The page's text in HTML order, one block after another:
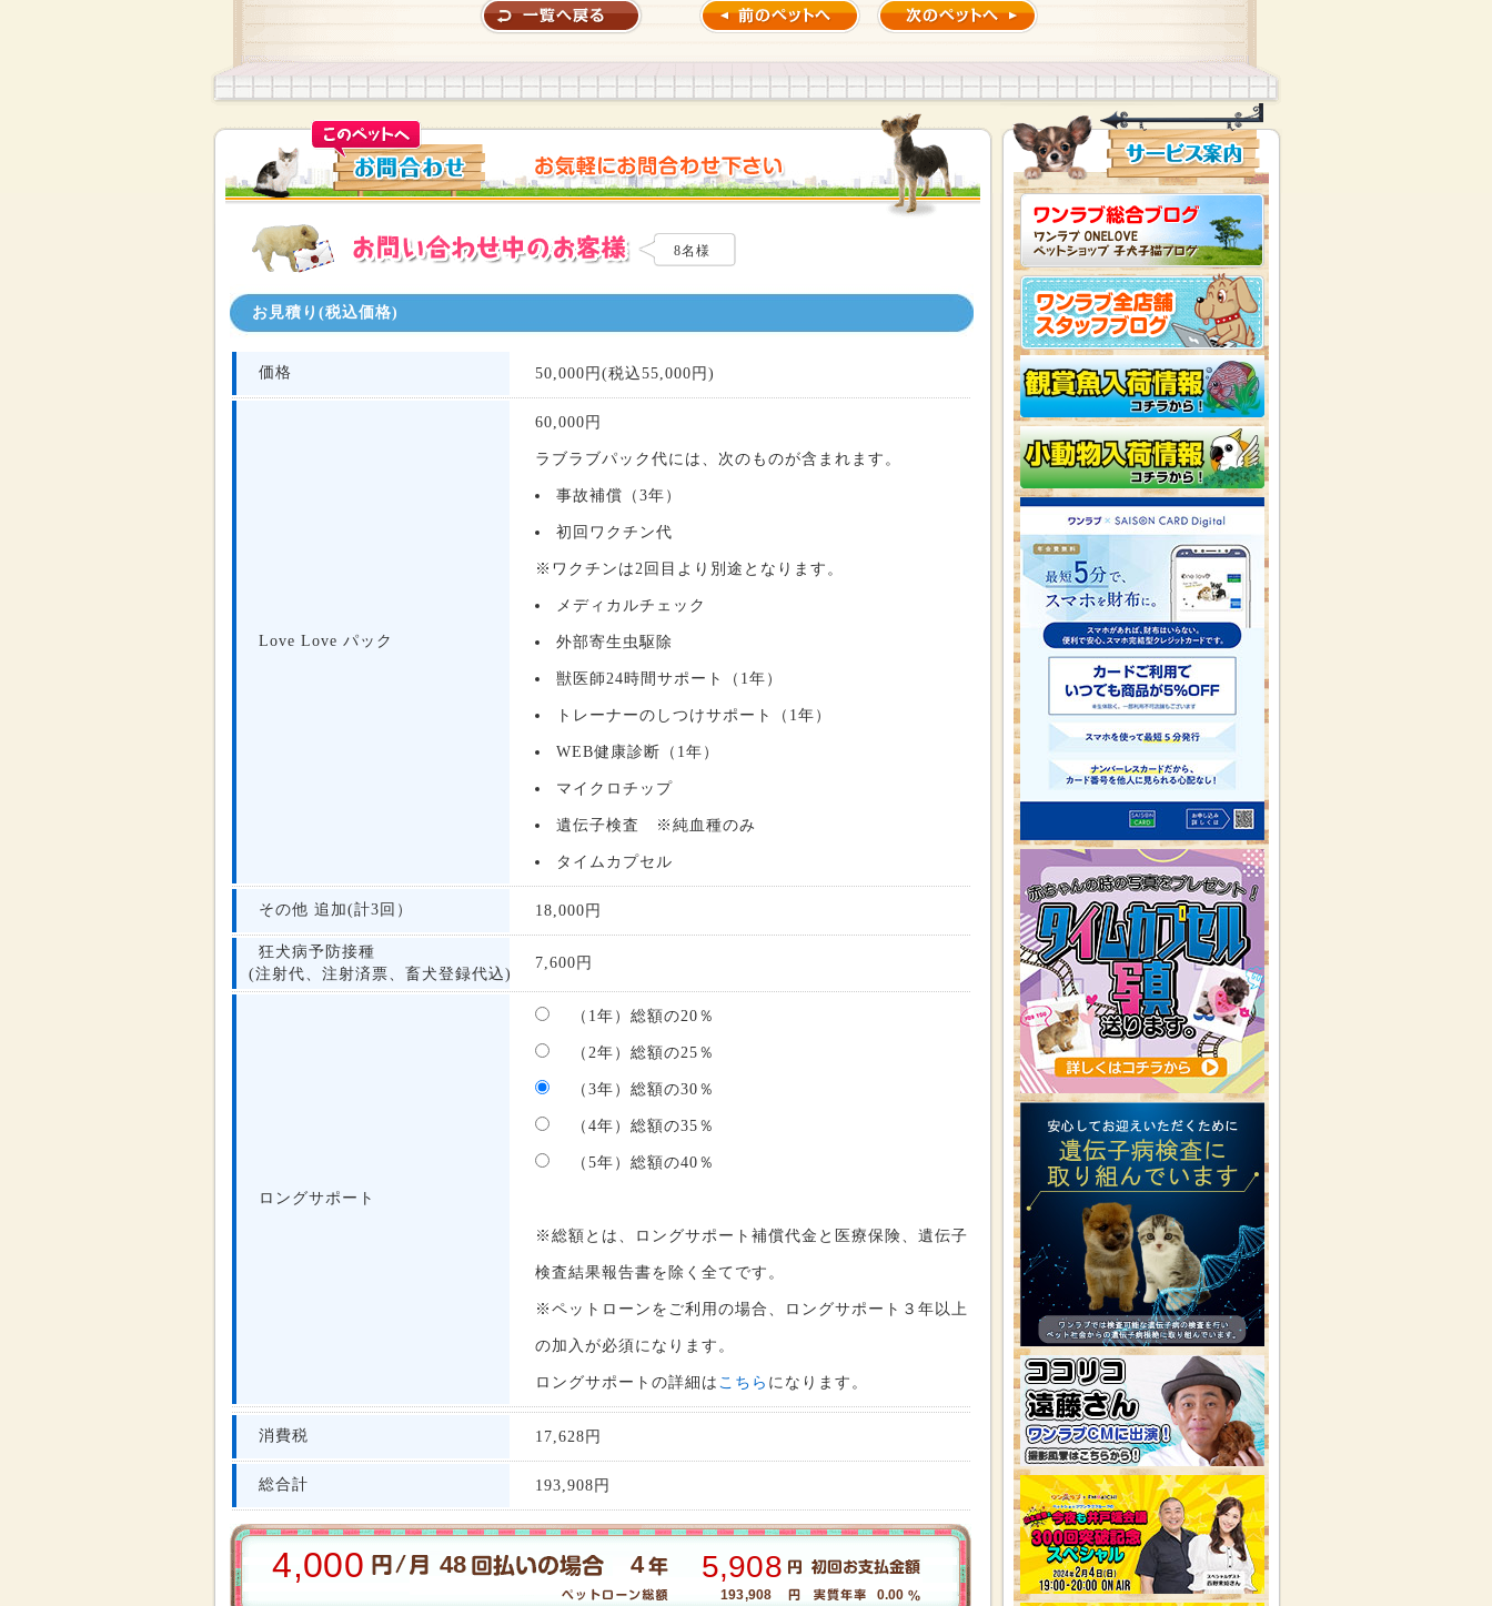
8名様
お見積り(税込価格)
価格 50,000円(税込55,000円)
Love Love パック
60,000 円
ラブラブパック代には、次のものが含まれます。
事故補償（3年）
初回ワクチン代
※ワクチンは2回目より別途となります。
メディカルチェック
外部寄生虫駆除
獣医師24時間サポート（1年）
トレーナーのしつけサポート（1年）
WEB健康診断（1年）
マイクロチップ
遺伝子検査 ※純血種のみ
タイムカプセル
その他 追加(計3回） 18,000 円
狂犬病予防接種
(注射代、注射済票、畜犬登録代込)
7,600 円
ロングサポート
（1年）総額の20％
（2年）総額の25％
（3年）総額の30％
（4年）総額の35％
（5年）総額の40％
※総額とは、ロングサポート補償代金と医療保険、遺伝子
検査結果報告書を除く全てです。
※ペットローンをご利用の場合、ロングサポート３年以上
の加入が必須になります。
ロングサポートの詳細は こちら になります。
消費税 17,628 円
総合計 193,908 円
48
4,000 5,908
4
193,908 0.00